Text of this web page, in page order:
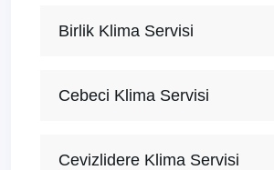
Birlik Klima Servisi
Cebeci Klima Servisi
Cevizlidere Klima Servisi